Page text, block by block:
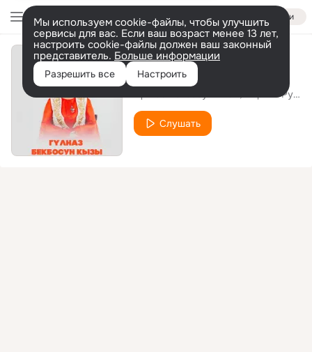
Войти
Мы используем cookie-файлы, чтобы улучшить
сервисы для вас. Если ваш возраст менее 13 лет,
настроить cookie-файлы должен ваш законный
представитель. Больше информации
Разрешить все Настроить
Атаганат десеңчи
Кыргыз Руху фольклордук ансамбли
Слушать